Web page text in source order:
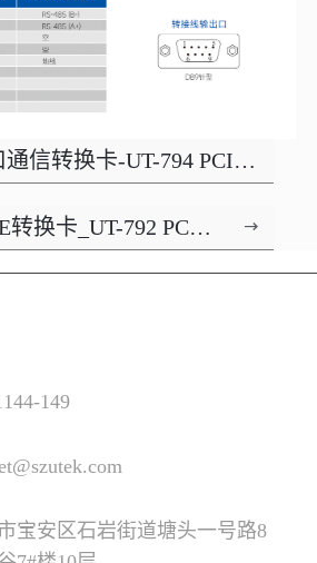
信转换卡-UT-794 PCI-E
换卡_UT-792 PCI-E
149
宝安区石岩街道塘头一号路8